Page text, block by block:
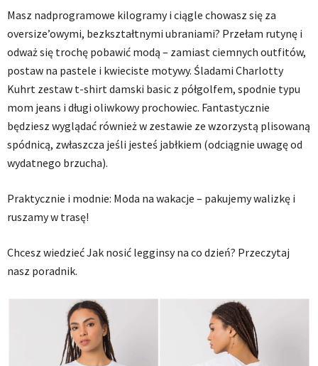
Masz nadprogramowe kilogramy i ciągle chowasz się za
oversize’owymi, bezkształtnymi ubraniami? Przełam rutynę i
odważ się trochę pobawić modą – zamiast ciemnych outfitów,
postaw na pastele i kwieciste motywy. Śladami Charlotty
Kuhrt zestaw t-shirt damski basic z półgolfem, spodnie typu
mom jeans i długi oliwkowy prochowiec. Fantastycznie
będziesz wyglądać również w zestawie ze wzorzystą plisowaną
spódnicą, zwłaszcza jeśli jesteś jabłkiem (odciągnie uwagę od
wydatnego brzucha).
Praktycznie i modnie: Moda na wakacje – pakujemy walizkę i
ruszamy w trasę!
Chcesz wiedzieć Jak nosić legginsy na co dzień? Przeczytaj
nasz poradnik.